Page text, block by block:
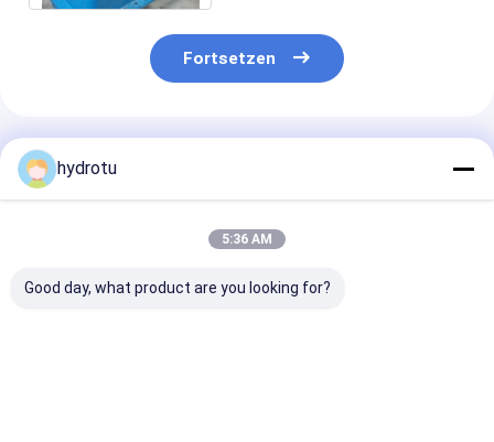
Fortsetzen
Empfohlene Produkte
hydrotu
5:36 AM
Good day, what product are you looking for?